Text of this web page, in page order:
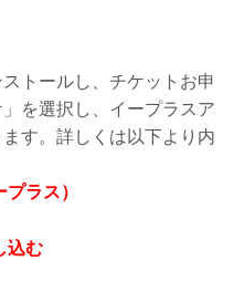
トールし、チケットお申
を選択し、イープラスア
す。詳しくは以下より内
ラス）
込む